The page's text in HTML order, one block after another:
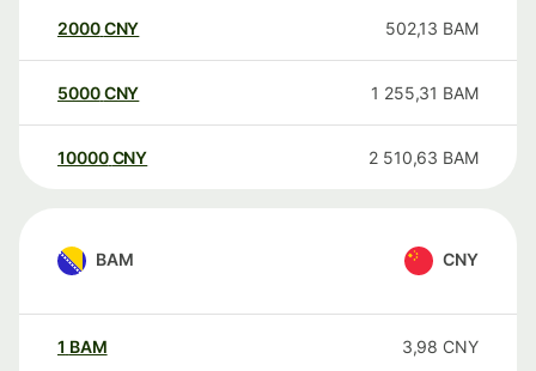
2000CNY 502,13 BAM
5000CNY 1 255,31 BAM
10000 CNY 2 510,63 BAM
BAM CNY
1 BAM 3,98 CNY